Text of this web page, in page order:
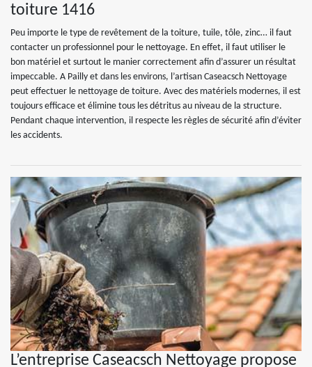
toiture 1416
Peu importe le type de revêtement de la toiture, tuile, tôle, zinc… il faut
contacter un professionnel pour le nettoyage. En effet, il faut utiliser le
bon matériel et surtout le manier correctement afin d’assurer un résultat
impeccable. A Pailly et dans les environs, l’artisan Caseacsch Nettoyage
peut effectuer le nettoyage de toiture. Avec des matériels modernes, il est
toujours efficace et élimine tous les détritus au niveau de la structure.
Pendant chaque intervention, il respecte les règles de sécurité afin d’éviter
les accidents.
L’entreprise Caseacsch Nettoyage propose